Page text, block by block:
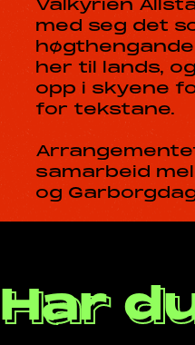
Valkyrien
med seg det
her til lands,
opp i skyene
for tekstane.
samarbeid
og
Har